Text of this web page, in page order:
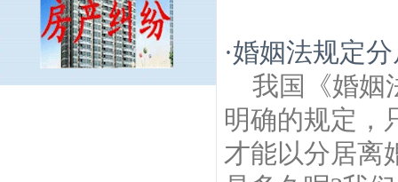
·婚姻法规定
我国《婚姻
明确的规定，
才能以分居离